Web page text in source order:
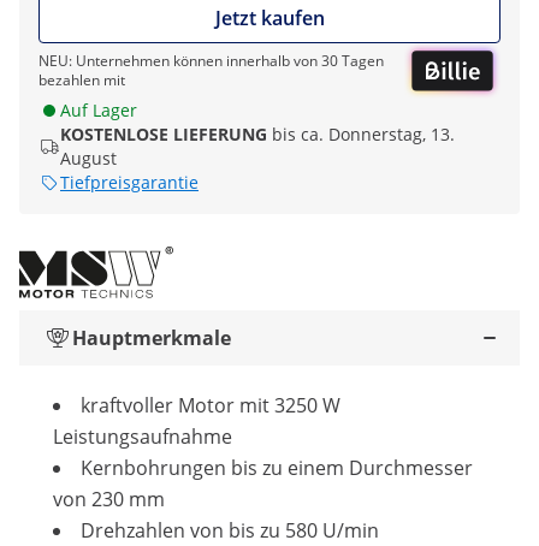
Jetzt kaufen
NEU: Unternehmen können innerhalb von 30 Tagen
bezahlen mit
Auf Lager
KOSTENLOSE LIEFERUNG bis ca. Donnerstag, 13.
August
Tiefpreisgarantie
Hauptmerkmale
kraftvoller Motor mit 3250 W
Leistungsaufnahme
Kernbohrungen bis zu einem Durchmesser
von 230 mm
Drehzahlen von bis zu 580 U/min